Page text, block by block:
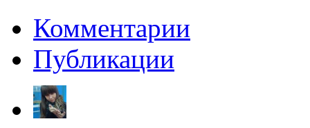
Комментарии
Публикации